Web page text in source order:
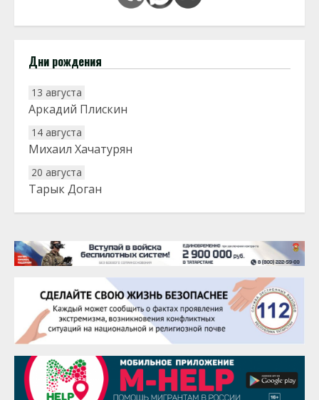
Дни рождения
13 августа
Аркадий Плискин
14 августа
Михаил Хачатурян
20 августа
Тарык Доган
22 августа
25 августа
Сэсэгма Бубеева
28 августа
Чингиз Мустафаев
29 августа
Надежда Рослова
1 сентября
Гали Хасанов